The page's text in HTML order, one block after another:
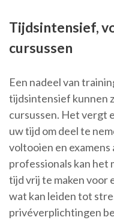
Tijdsintensief,
cursussen
Een nadeel van
tijdsintensief kunnen
cursussen. Het vergt
uw tijd om deel te
voltooien en
professionals kan het
tijd vrij te maken voor
wat kan leiden tot
privéverplichtingen